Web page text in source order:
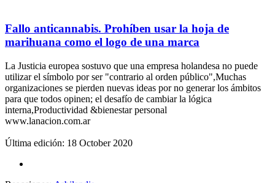
Fallo anticannabis. Prohíben usar la hoja de
marihuana como el logo de una marca
La Justicia europea sostuvo que una empresa holandesa no puede
utilizar el símbolo por ser "contrario al orden público",Muchas
organizaciones se pierden nuevas ideas por no generar los ámbitos
para que todos opinen; el desafío de cambiar la lógica
interna,Productividad &bienestar personal
www.lanacion.com.ar
Última edición: 18 October 2020